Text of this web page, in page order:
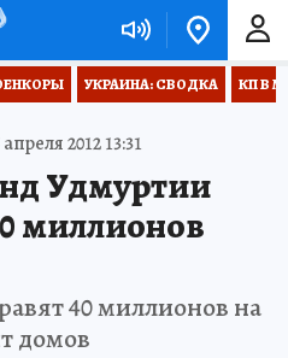
УКРАИНА: СВОДКА КП В
апреля 2012 13:31
Удмуртии
миллионов
40 миллионов на
домов